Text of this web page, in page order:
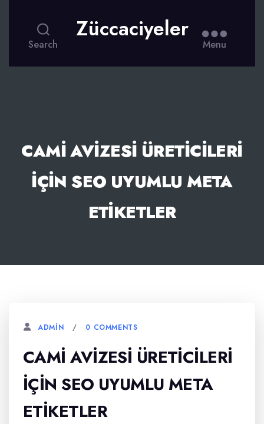
Search
Züccaciyeler
Menu
CAMI AVIZESI ÜRETICILERI
İÇIN SEO UYUMLU META
ETIKETLER
ADMIN 0 COMMENTS
CAMI AVIZESI ÜRETICILERI
İÇIN SEO UYUMLU META
ETIKETLER